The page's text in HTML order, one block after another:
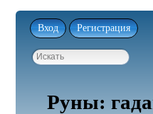
Вход Регистрация
Руны: